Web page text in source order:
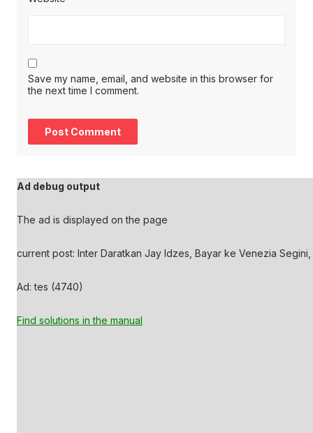
Save my name, email, and website in this browser for
the next time I comment.
Ad debug output
The ad is displayed on the page
current post: Inter Daratkan Jay Idzes, Bayar ke Venezia Segini,
Ad: tes (4740)
Find solutions in the manual